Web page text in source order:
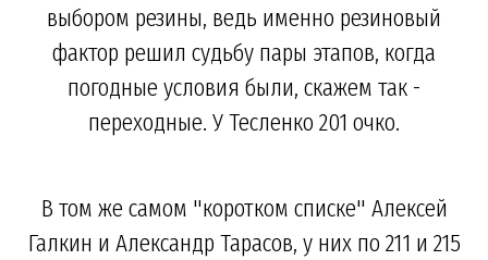
выбором резины, ведь именно резиновый
фактор решил судьбу пары этапов, когда
погодные условия были, скажем так -
переходные. У Тесленко 201 очко.
В том же самом "коротком списке" Алексей
Галкин и Александр Тарасов, у них по 211 и 215